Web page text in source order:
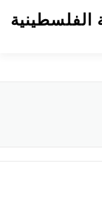
الفلسطينية